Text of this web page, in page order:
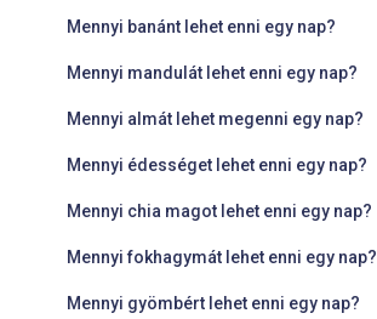
Mennyi banánt lehet enni egy nap?
Mennyi mandulát lehet enni egy nap?
Mennyi almát lehet megenni egy nap?
Mennyi édességet lehet enni egy nap?
Mennyi chia magot lehet enni egy nap?
Mennyi fokhagymát lehet enni egy nap?
Mennyi gyömbért lehet enni egy nap?